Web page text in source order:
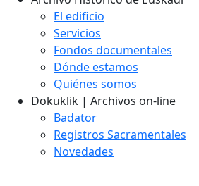
El edificio
Servicios
Fondos documentales
Dónde estamos
Quiénes somos
Dokuklik | Archivos on-line
Badator
Registros Sacramentales
Novedades